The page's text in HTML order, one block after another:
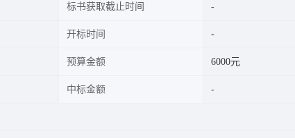
标书获取截止时间
开标时间
预算金额 6000元
中标金额